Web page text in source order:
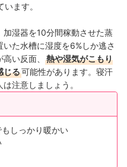
ます。
湿器を10分間稼動させた蒸
た水槽に湿度を6%しか逃さ
い反面、
熱や湿気がこもり
じる可能性があります。寝汗
注意しましょう。
しっかり暖かい